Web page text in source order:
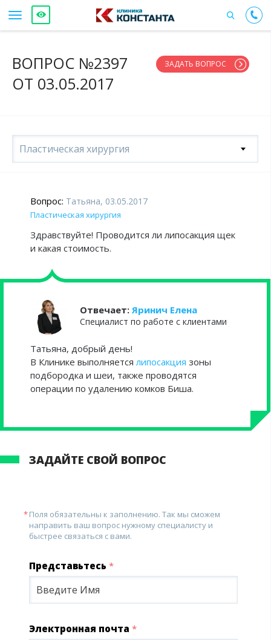
ВОПРОС №2397
ОТ 03.05.2017
ЗАДАТЬ ВОПРОС
Пластическая хирургия
Вопрос: Татьяна, 03.05.2017
Пластическая хирургия
Здравствуйте! Проводится ли липосакция щек
и какая стоимость.
Отвечает: Яринич Елена
Специалист по работе с клиентами
Татьяна, добрый день!
В Клинике выполняетсялипосакция зоны
подбородка и шеи, также проводятся
операции по удалению комков Биша.
ЗАДАЙТЕ СВОЙ ВОПРОС
Поля обязательны к заполнению. Так мы сможем
направить ваш вопрос нужному специалисту и
быстрее связаться с вами.
Представьтесь *
Электронная почта *